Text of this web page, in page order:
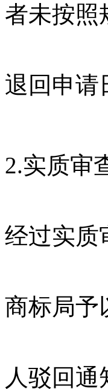
者未按照
退回申请
2.实质审
经过实质
商标局予
人驳回通